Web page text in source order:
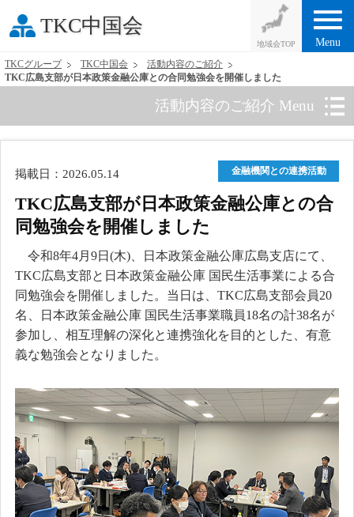
TKC中国会 menu
Menu
TKCグループ TKC中国会
活動内容のご紹介
TKC広島支部が日本政策金融公庫との合同勉強会を開催しました
活動内容のご紹介 Menu
掲載日：2026.05.14 金融機関との連携活動
TKC広島支部が日本政策金融公庫との合
同勉強会を開催しました
令和8年4月9日(木)、日本政策金融公庫広島支店にて、
TKC広島支部と日本政策金融公庫 国民生活事業による合
同勉強会を開催しました。当日は、TKC広島支部会員20
名、日本政策金融公庫 国民生活事業職員18名の計38名が
参加し、相互理解の深化と連携強化を目的とした、有意
義な勉強会となりました。